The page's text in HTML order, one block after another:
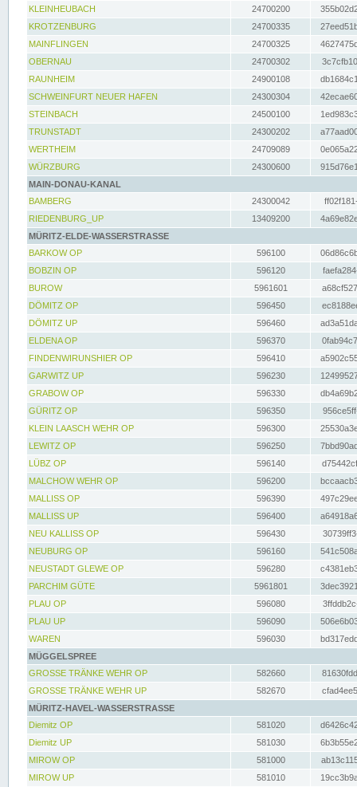
KLEINHEUBACH 24700200
KROTZENBURG
24700335
MAINFLINGEN
24700325
OBERNAU
24700302
RAUNHEIM
24900108
SCHWEINFURT NEUER HAFEN
24300304
STEINBACH
24500100
TRUNSTADT
24300202
WERTHEIM
24709089
WÜRZBURG
24300600
MAIN-DONAU-KANAL
BAMBERG
24300042
RIEDENBURG_UP
13409200
MÜRITZ-ELDE-WASSERSTRASSE
BARKOW OP
596100
BOBZIN OP
596120
BUROW
5961601
DÖMITZ OP
596450
DÖMITZ UP
596460
ELDENA OP
596370
FINDENWIRUNSHIER OP
596410
GARWITZ UP
596230
GRABOW OP
596330
GÜRITZ OP
596350
KLEIN LAASCH WEHR OP
596300
LEWITZ OP
596250
LÜBZ OP
596140
MALCHOW WEHR OP
596200
MALLISS OP
596390
MALLISS UP
596400
NEU KALLISS OP
596430
NEUBURG OP
596160
NEUSTADT GLEWE OP
596280
PARCHIM GÜTE
5961801
PLAU OP
596080
PLAU UP
596090
WAREN
596030
MÜGGELSPREE
GROSSE TRÄNKE WEHR OP
582660
GROSSE TRÄNKE WEHR UP
582670
MÜRITZ-HAVEL-WASSERSTRASSE
Diemitz OP
581020
Diemitz UP
581030
MIROW OP
581000
MIROW UP
581010